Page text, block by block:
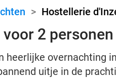
> Hostellerie
2
heerlijke overnachting
uitje in de